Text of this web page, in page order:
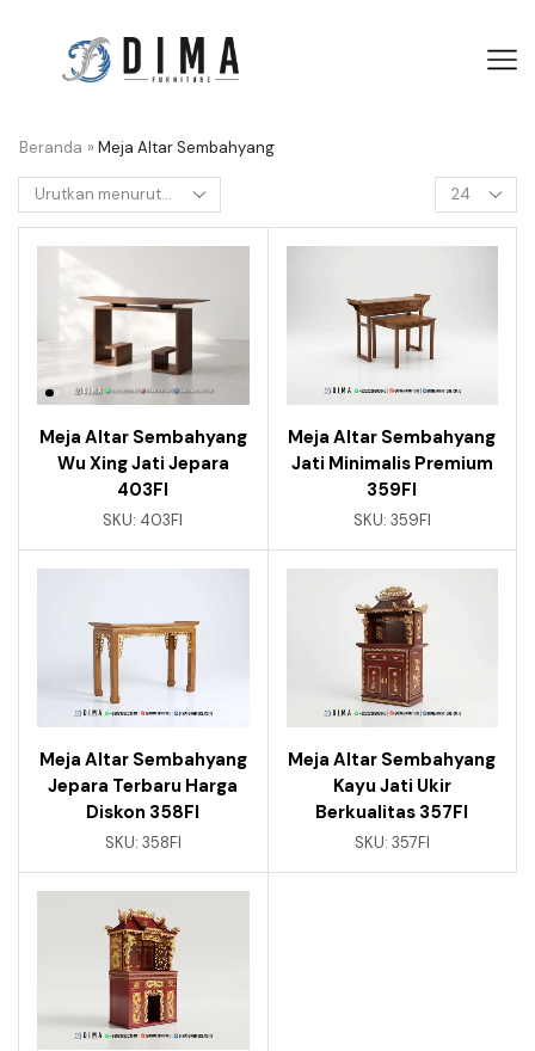
Beranda » Meja Altar Sembahyang
Meja Altar Sembahyang
Wu Xing Jati Jepara
403FI
SKU: 403FI
Meja Altar Sembahyang
Jati Minimalis Premium
359FI
SKU: 359FI
Meja Altar Sembahyang
Jepara Terbaru Harga
Diskon 358FI
SKU: 358FI
Meja Altar Sembahyang
Kayu Jati Ukir
Berkualitas 357FI
SKU: 357FI